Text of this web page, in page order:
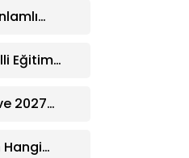
Eğitim
2027